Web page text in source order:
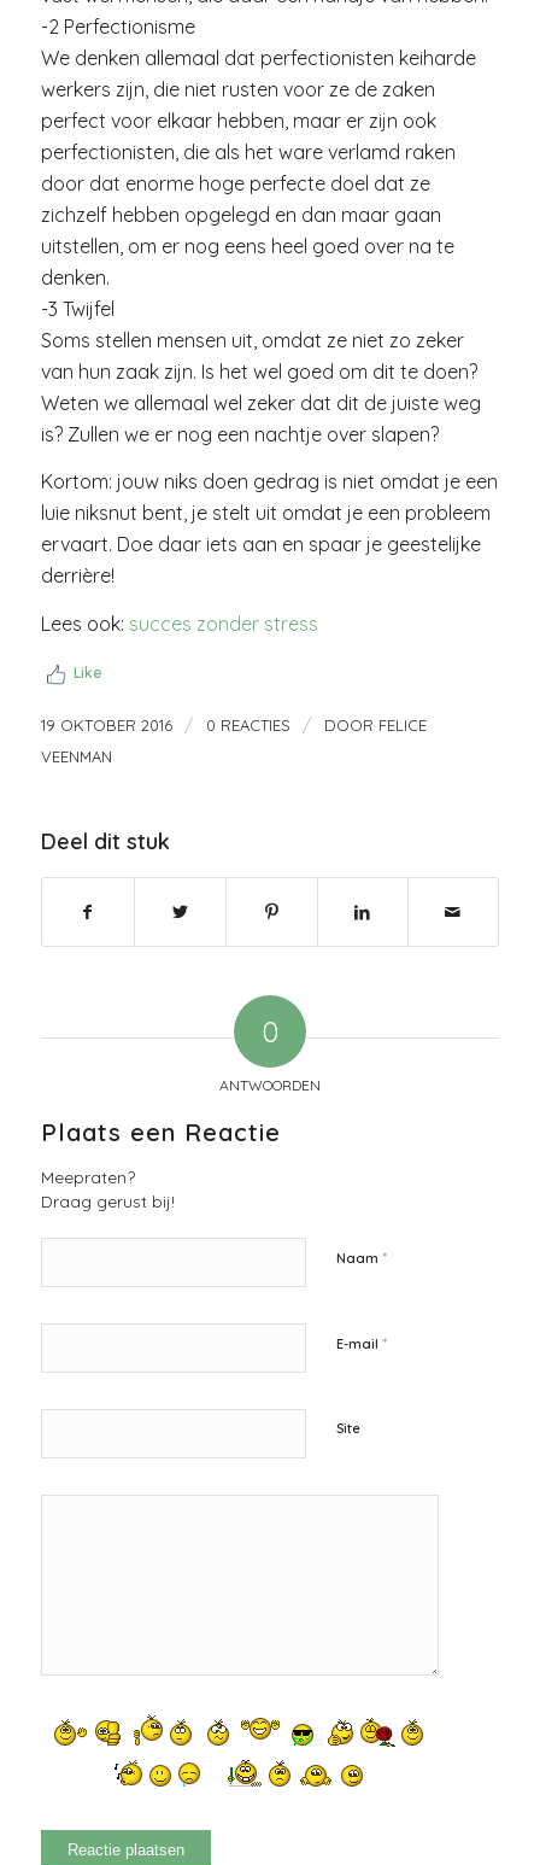
-2 Perfectionisme
We denken allemaal dat perfectionisten keiharde
werkers zijn, die niet rusten voor ze de zaken
perfect voor elkaar hebben, maar er zijn ook
perfectionisten, die als het ware verlamd raken
door dat enorme hoge perfecte doel dat ze
zichzelf hebben opgelegd en dan maar gaan
uitstellen, om er nog eens heel goed over na te
denken.
-3 Twijfel
Soms stellen mensen uit, omdat ze niet zo zeker
van hun zaak zijn. Is het wel goed om dit te doen?
Weten we allemaal wel zeker dat dit de juiste weg
is? Zullen we er nog een nachtje over slapen?
Kortom: jouw niks doen gedrag is niet omdat je een
luie niksnut bent, je stelt uit omdat je een probleem
ervaart. Doe daar iets aan en spaar je geestelijke
derrière!
Lees ook: succes zonder stress
Like
19 OKTOBER 2016 / 0 REACTIES / DOOR FELICE
VEENMAN
Deel dit stuk
0
ANTWOORDEN
Plaats een Reactie
Meepraten?
Draag gerust bij!
Naam *
E-mail *
Site